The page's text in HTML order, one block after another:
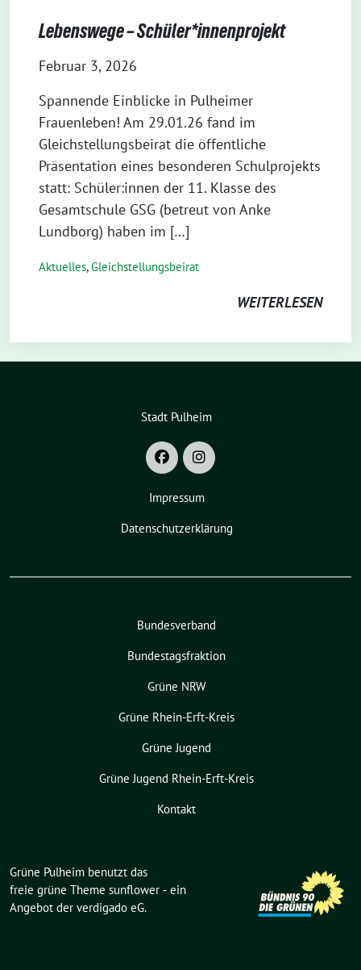
Lebenswege – Schüler*innenprojekt
Februar 3, 2026
Spannende Einblicke in Pulheimer
Frauenleben! Am 29.01.26 fand im
Gleichstellungsbeirat die öffentliche
Präsentation eines besonderen Schulprojekts
statt: Schüler:innen der 11. Klasse des
Gesamtschule GSG (betreut von Anke
Lundborg) haben im […]
Aktuelles,Gleichstellungsbeirat
WEITERLESEN
Stadt Pulheim
Impressum
Datenschutzerklärung
Bundesverband
Bundestagsfraktion
Grüne NRW
Grüne Rhein-Erft-Kreis
Grüne Jugend
Grüne Jugend Rhein-Erft-Kreis
Kontakt
Grüne Pulheim benutzt das
freie grüne Theme sunflower ‐ ein
Angebot der verdigado eG.